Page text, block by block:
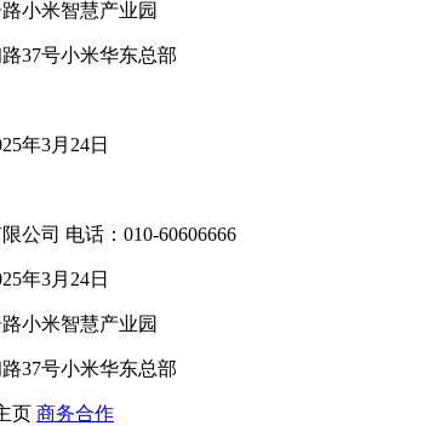
小米智慧产业园
37号小米华东总部
年3月24日
公司 电话：010-60606666
年3月24日
小米智慧产业园
37号小米华东总部
页 商务合作